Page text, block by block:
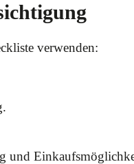
verwenden:
und